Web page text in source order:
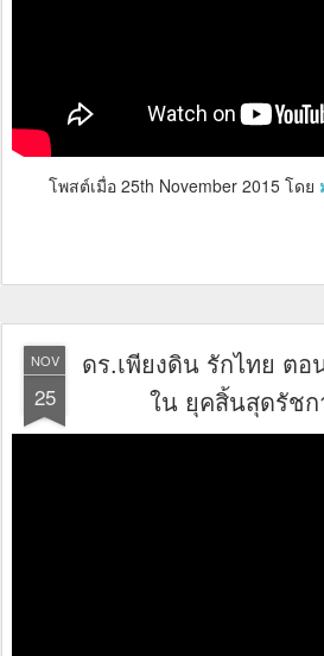
โพสต์เมื่อ 25th November 2015โดย
NOV
25
ดร.เพียงดิน รักไทย ตอ
ใน ยุคสิ้นสุดรัชก